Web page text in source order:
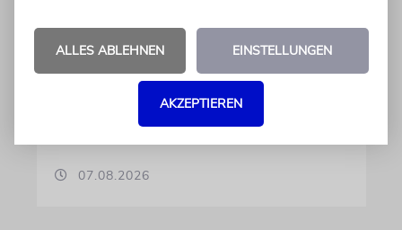
landen
Beim Kauf der Maschine wurde bewusst auf
das System »FalconEye« verzichtet, weil der
israelische Rüstungskonzern Elbit Systems an
dem Produkt beteiligt ist
07.08.2026
ALLES ABLEHNEN EINSTELLUNGEN
AKZEPTIEREN